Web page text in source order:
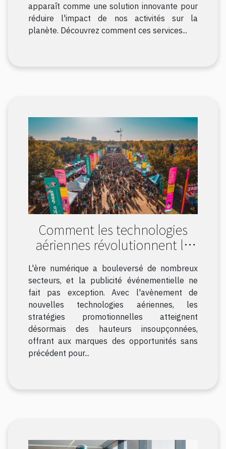
apparaît comme une solution innovante pour
réduire l'impact de nos activités sur la
planète. Découvrez comment ces services...
Comment les technologies
aériennes révolutionnent la
L'ère numérique a bouleversé de nombreux
secteurs, et la publicité événementielle ne
fait pas exception. Avec l'avènement de
nouvelles technologies aériennes, les
stratégies promotionnelles atteignent
désormais des hauteurs insoupçonnées,
offrant aux marques des opportunités sans
précédent pour...